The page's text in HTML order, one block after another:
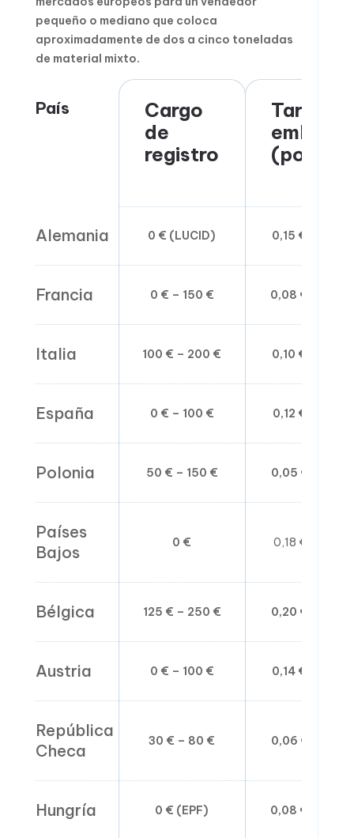
pequeño o mediano que coloca
aproximadamente de dos a cinco toneladas
de material mixto.
País
Cargo
de
registro
Tarifa
(por kg)
Alemania 0 € (LUCID) 0,15 € – 0,60
Francia 0 € – 150 € 0,08 € – 0,45
Italia 100 € – 200 € 0,10 € – 0,50
España 0 € – 100 € 0,12 € – 0,48
Polonia 50 € – 150 € 0,05 € – 0,35
Países
Bajos
0 € 0,18 € – 0,65
Bélgica 125 € – 250 € 0,20 € – 0,70
Austria 0 € – 100 € 0,14 € – 0,55
República
Checa
30 € – 80 € 0,06 € – 0,30
Hungría 0 € (EPF) 0,08 € – 0,40